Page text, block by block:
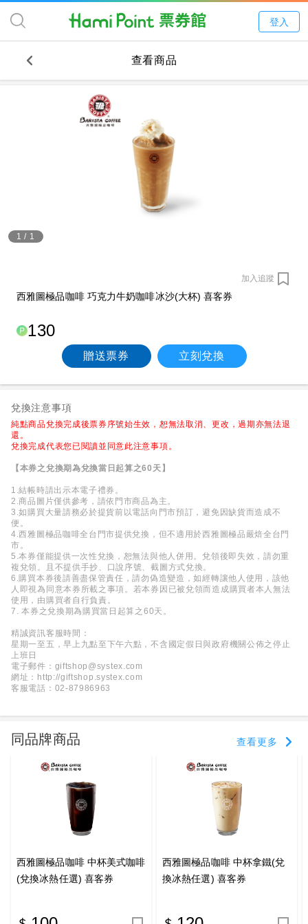
登入
查看商品
1 / 1
加入追蹤
西雅圖極品咖啡 巧克力牛奶咖啡冰沙(大杯) 喜客券
130
贈送票券 立刻兌換
兌換注意事項
純點商品兌換完成後票券序號始生效，恕無法取消、更改，過期亦無法退
還。
兌換完成代表您已閱讀並同意此注意事項。
【本券之兌換期為兌換當日起算之60天】
1.結帳時請出示本電子禮券。
2.商品圖片僅供參考，請依門市商品為主。
3.如購買大量請務必於提貨前以電話向門市預訂，避免因缺貨而造成不
便。
4.西雅圖極品咖啡全台門市提供兌換，但不適用於西雅圖極品嚴焙全台門
市。
5.本券僅能提供一次性兌換，恕無法與他人併用。兌領後即失效，請勿重
複兌領。且不提供手抄、口說序號、截圖方式兌換。
6.購買本券後請善盡保管責任，請勿偽造變造，如經轉讓他人使用，該他
人即視為同意本券所載之事項。若本券因已被兌領而造成購買者本人無法
使用，由購買者自行負責。
7. 本券之兌換期為購買當日起算之60天。
精誠資訊客服時間：
星期一至五，早上九點至下午六點，不含國定假日與政府機關公佈之停止
上班日
電子郵件：giftshop@systex.com
網址：http://giftshop.systex.com
客服電話：02-87986963
同品牌商品 查看更多
西雅圖極品咖啡 中杯美式咖啡
(兌換冰熱任選) 喜客券
西雅圖極品咖啡 中杯拿鐵(兌
換冰熱任選) 喜客券